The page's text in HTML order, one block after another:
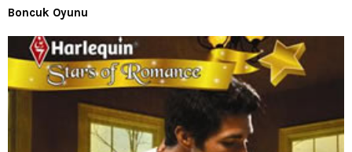
Boncuk Oyunu